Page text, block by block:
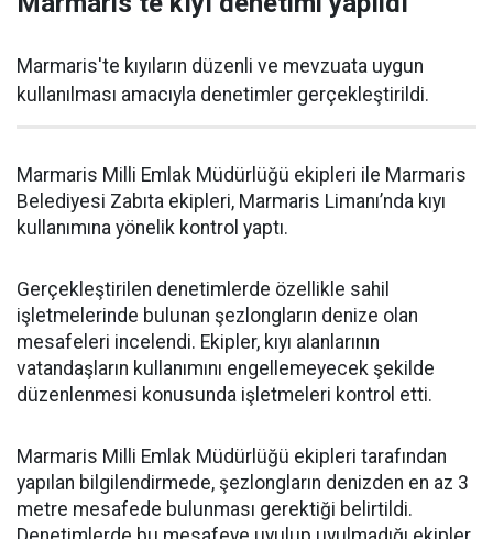
Marmaris'te kıyıların düzenli ve mevzuata uygun
kullanılması amacıyla denetimler gerçekleştirildi.
Marmaris Milli Emlak Müdürlüğü ekipleri ile Marmaris
Belediyesi Zabıta ekipleri, Marmaris Limanı’nda kıyı
kullanımına yönelik kontrol yaptı.
Gerçekleştirilen denetimlerde özellikle sahil
işletmelerinde bulunan şezlongların denize olan
mesafeleri incelendi. Ekipler, kıyı alanlarının
vatandaşların kullanımını engellemeyecek şekilde
düzenlenmesi konusunda işletmeleri kontrol etti.
Marmaris Milli Emlak Müdürlüğü ekipleri tarafından
yapılan bilgilendirmede, şezlongların denizden en az 3
metre mesafede bulunması gerektiği belirtildi.